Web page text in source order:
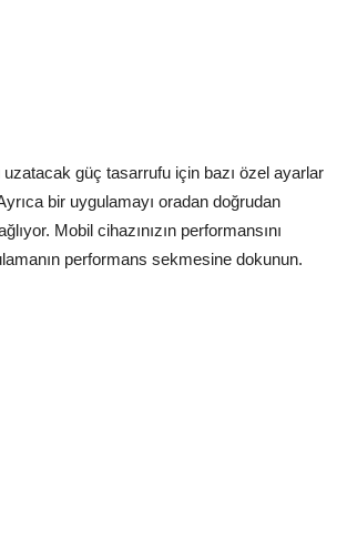
uzatacak güç tasarrufu için bazı özel ayarlar
bir uygulamayı oradan doğrudan
Mobil cihazınızın performansını
performans sekmesine dokunun.